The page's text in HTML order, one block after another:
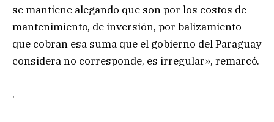
se mantiene alegando que son por los costos de
mantenimiento, de inversión, por balizamiento
que cobran esa suma que el gobierno del Paraguay
considera no corresponde, es irregular», remarcó.
.